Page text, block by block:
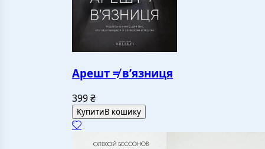
Арешт ≠ в’язниця
399₴
КупитиВ кошику